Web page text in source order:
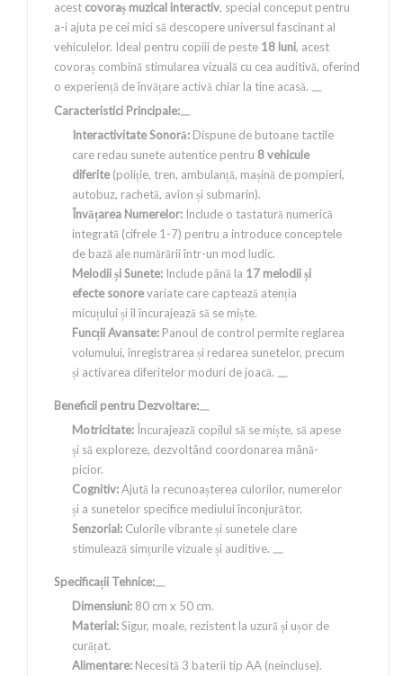
acest covoraș muzical interactiv, special conceput pentru
a-i ajuta pe cei mici să descopere universul fascinant al
vehiculelor. Ideal pentru copiii de peste 18 luni, acest
covoraș combină stimularea vizuală cu cea auditivă, oferind
o experiență de învățare activă chiar la tine acasă.
Caracteristici Principale:
Interactivitate Sonoră: Dispune de butoane tactile
care redau sunete autentice pentru 8 vehicule
diferite(poliție, tren, ambulanță, mașină de pompieri,
autobuz, rachetă, avion și submarin).
Învățarea Numerelor: Include o tastatură numerică
integrată (cifrele 1-7) pentru a introduce conceptele
de bază ale numărării într-un mod ludic.
Melodii și Sunete: Include până la 17 melodii și
efecte sonorevariate care captează atenția
micuțului și îl încurajează să se miște.
Funcții Avansate: Panoul de control permite reglarea
volumului, înregistrarea și redarea sunetelor, precum
și activarea diferitelor moduri de joacă.
Beneficii pentru Dezvoltare:
Motricitate: Încurajează copilul să se miște, să apese
și să exploreze, dezvoltând coordonarea mână-
picior.
Cognitiv:Ajută la recunoașterea culorilor, numerelor
și a sunetelor specifice mediului înconjurător.
Senzorial: Culorile vibrante și sunetele clare
stimulează simțurile vizuale și auditive.
Specificații Tehnice:
Dimensiuni: 80 cm x 50 cm.
Material:Sigur, moale, rezistent la uzură și ușor de
curățat.
Alimentare: Necesită 3 baterii tip AA (neincluse).